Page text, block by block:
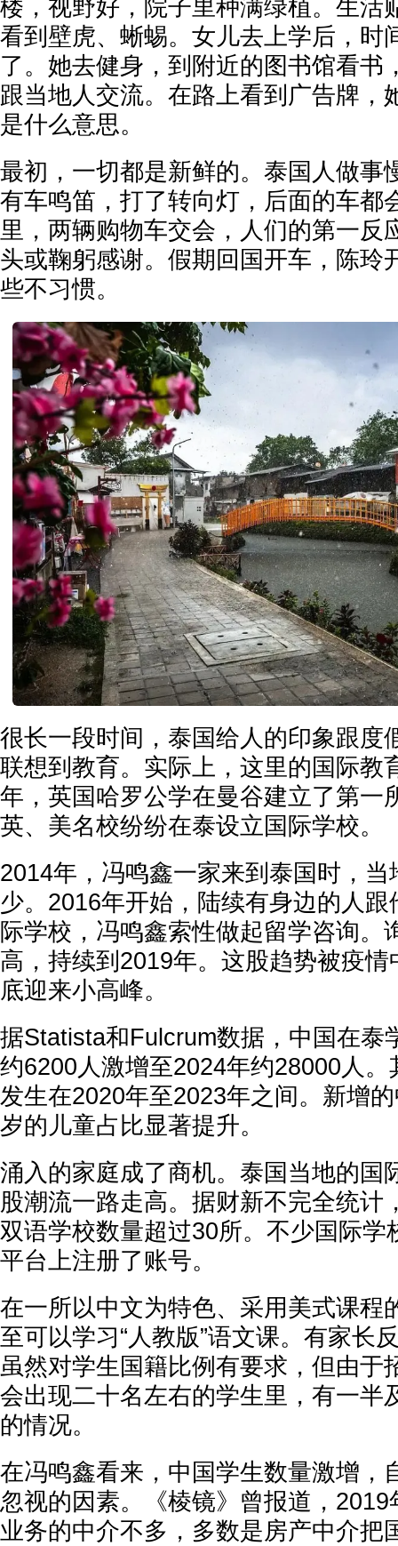
楼，视野好，院子里种满绿植。生活
看到壁虎、蜥蜴。女儿去上学后，时
了。她去健身，到附近的图书馆看书
跟当地人交流。在路上看到广告牌，
是什么意思。
最初，一切都是新鲜的。泰国人做事
有车鸣笛，打了转向灯，后面的车都
里，两辆购物车交会，人们的第一反
头或鞠躬感谢。假期回国开车，陈玲
些不习惯。
很长一段时间，泰国给人的印象跟度
联想到教育。实际上，这里的国际教
年，英国哈罗公学在曼谷建立了第一
英、美名校纷纷在泰设立国际学校。
2014年，冯鸣鑫一家来到泰国时，
少。2016年开始，陆续有身边的人
际学校，冯鸣鑫索性做起留学咨询。
高，持续到2019年。这股趋势被疫
底迎来小高峰。
据Statista和Fulcrum数据，中国在泰
约6200人激增至2024年约28000人
发生在2020年至2023年之间。新增
岁的儿童占比显著提升。
涌入的家庭成了商机。泰国当地的国
股潮流一路走高。据财新不完全统计
双语学校数量超过30所。不少国际学
平台上注册了账号。
在一所以中文为特色、采用美式课程
至可以学习“人教版”语文课。有家长
虽然对学生国籍比例有要求，但由于
会出现二十名左右的学生里，有一半
的情况。
在冯鸣鑫看来，中国学生数量激增，
忽视的因素。《棱镜》曾报道，
业务的中介不多，多数是房产中介把